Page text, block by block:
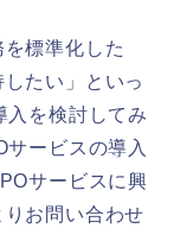
を標準化した
たい」といっ
入を検討してみ
ービスの導入
サービスに興
お問い合わせ